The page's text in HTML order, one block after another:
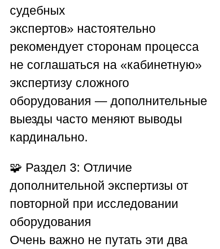
судебных
экспертов» настоятельно
рекомендует сторонам процесса
не соглашаться на «кабинетную»
экспертизу сложного
оборудования — дополнительные
выезды часто меняют выводы
кардинально.
🧩 Раздел 3: Отличие
дополнительной экспертизы от
повторной при исследовании
оборудования
Очень важно не путать эти два